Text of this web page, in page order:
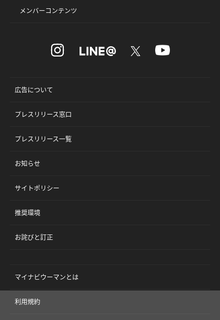
メンバーコンテンツ
広告について
プレスリリース窓口
プレスリリース一覧
お知らせ
サイトポリシー
推奨環境
お詫びと訂正
マイナビウーマンとは
利用規約